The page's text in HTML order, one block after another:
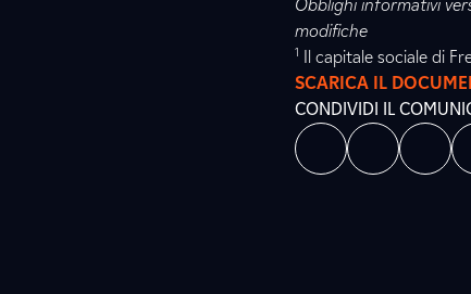
Obblighi informativi
modifiche
1 Il capitale sociale di
SCARICA IL
CONDIVIDI IL